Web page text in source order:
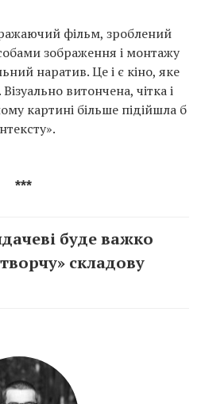
фільм, зроблений
зображення і монтажу
наратив. Це і є кіно, яке
витончена, чітка і
картині більше підійшла б
***
буде важко
складову